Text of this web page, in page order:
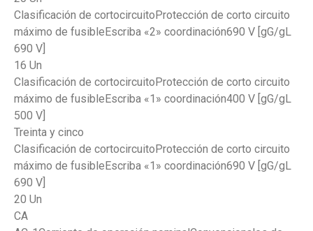
Clasificación de cortocircuitoProtección de corto circuito
máximo de fusibleEscriba «2» coordinación690 V [gG/gL
690 V]
16 Un
Clasificación de cortocircuitoProtección de corto circuito
máximo de fusibleEscriba «1» coordinación400 V [gG/gL
500 V]
Treinta y cinco
Clasificación de cortocircuitoProtección de corto circuito
máximo de fusibleEscriba «1» coordinación690 V [gG/gL
690 V]
20 Un
CA